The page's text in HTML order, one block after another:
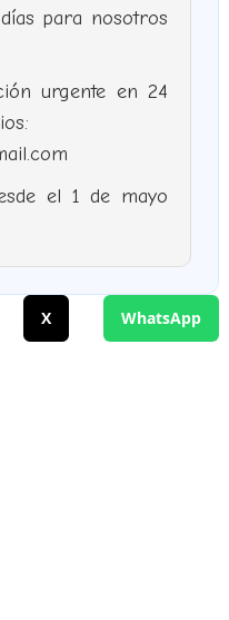
para nosotros
urgente en 24
el 1 de mayo
X WhatsApp